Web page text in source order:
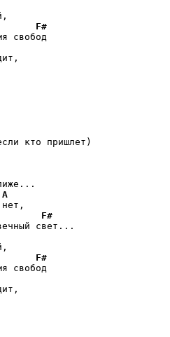
F#
свобод
кто пришлет)
A
F#
свет...
F#
свобод